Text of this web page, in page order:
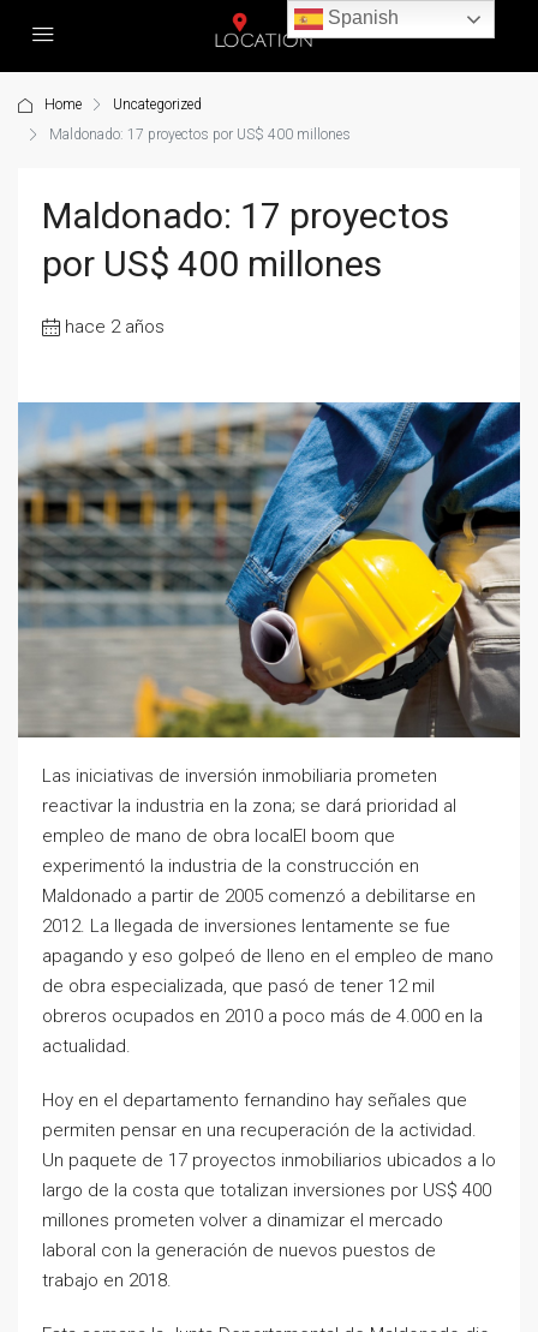
Home
Uncategorized
Maldonado: 17 proyectos por US$ 400 millones
Maldonado: 17 proyectos
por US$ 400 millones
hace 2 años
Las iniciativas de inversión inmobiliaria prometen
reactivar la industria en la zona; se dará prioridad al
empleo de mano de obra localEl boom que
experimentó la industria de la construcción en
Maldonado a partir de 2005 comenzó a debilitarse en
2012. La llegada de inversiones lentamente se fue
apagando y eso golpeó de lleno en el empleo de mano
de obra especializada, que pasó de tener 12 mil
obreros ocupados en 2010 a poco más de 4.000 en la
actualidad.
Hoy en el departamento fernandino hay señales que
permiten pensar en una recuperación de la actividad.
Un paquete de 17 proyectos inmobiliarios ubicados a lo
largo de la costa que totalizan inversiones por US$ 400
millones prometen volver a dinamizar el mercado
laboral con la generación de nuevos puestos de
trabajo en 2018.
Spanish